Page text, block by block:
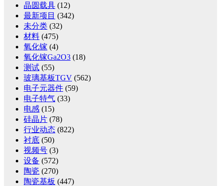
晶圆载具 (12)
最新项目 (342)
未分类 (32)
材料 (475)
氧化镓 (4)
氧化镓Ga2O3 (18)
测试 (55)
玻璃基板TGV (562)
电子元器件 (59)
电子特气 (33)
电感 (15)
硅晶片 (78)
行业动态 (822)
衬底 (50)
视频号 (3)
设备 (572)
陶瓷 (270)
陶瓷基板 (447)